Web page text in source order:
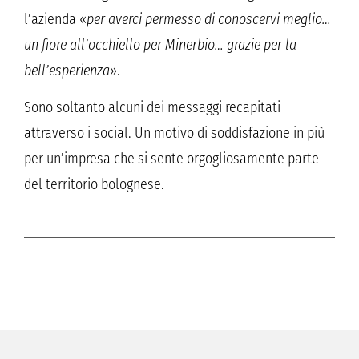
l’azienda «per averci permesso di conoscervi meglio…
un fiore all’occhiello per Minerbio… grazie per la
bell’esperienza».
Sono soltanto alcuni dei messaggi recapitati
attraverso i social. Un motivo di soddisfazione in più
per un’impresa che si sente orgogliosamente parte
del territorio bolognese.